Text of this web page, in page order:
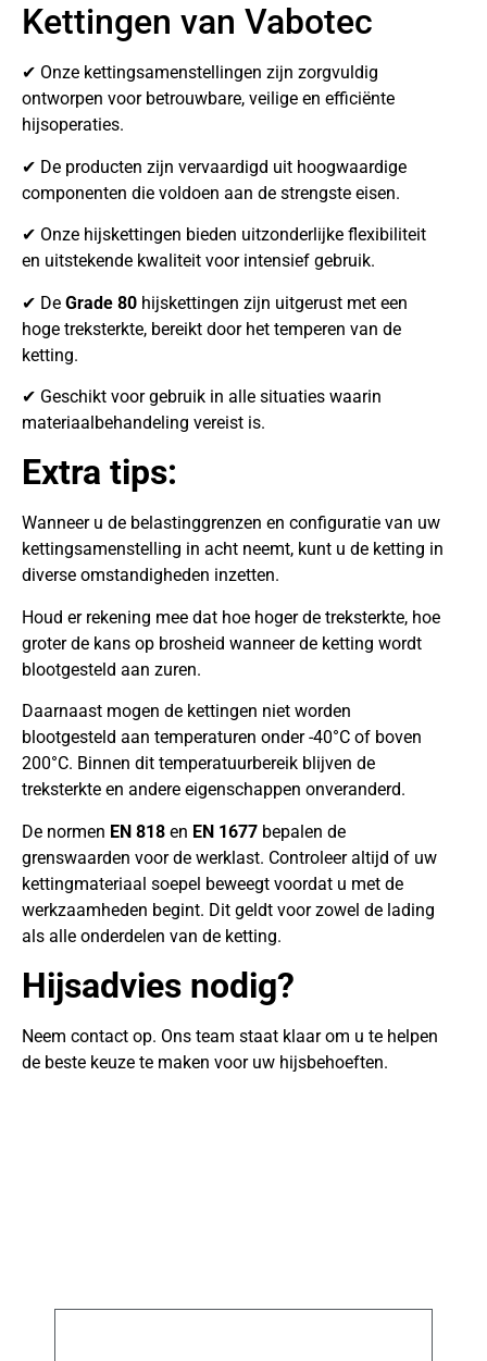
Kettingen van Vabotec
✔ Onze kettingsamenstellingen zijn zorgvuldig
ontworpen voor betrouwbare, veilige en efficiënte
hijsoperaties.
✔ De producten zijn vervaardigd uit hoogwaardige
componenten die voldoen aan de strengste eisen.
✔ Onze hijskettingen bieden uitzonderlijke flexibiliteit
en uitstekende kwaliteit voor intensief gebruik.
✔ De Grade 80 hijskettingen zijn uitgerust met een
hoge treksterkte, bereikt door het temperen van de
ketting.
✔ Geschikt voor gebruik in alle situaties waarin
materiaalbehandeling vereist is.
Extra tips:
Wanneer u de belastinggrenzen en configuratie van uw
kettingsamenstelling in acht neemt, kunt u de ketting in
diverse omstandigheden inzetten.
Houd er rekening mee dat hoe hoger de treksterkte, hoe
groter de kans op brosheid wanneer de ketting wordt
blootgesteld aan zuren.
Daarnaast mogen de kettingen niet worden
blootgesteld aan temperaturen onder -40°C of boven
200°C. Binnen dit temperatuurbereik blijven de
treksterkte en andere eigenschappen onveranderd.
De normen EN 818 en EN 1677 bepalen de
grenswaarden voor de werklast. Controleer altijd of uw
kettingmateriaal soepel beweegt voordat u met de
werkzaamheden begint. Dit geldt voor zowel de lading
als alle onderdelen van de ketting.
Hijsadvies nodig?
Neem contact op. Ons team staat klaar om u te helpen
de beste keuze te maken voor uw hijsbehoeften.